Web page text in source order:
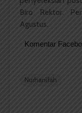
Biro Rektor.
Agustus.
Komentar
Nurhanifah